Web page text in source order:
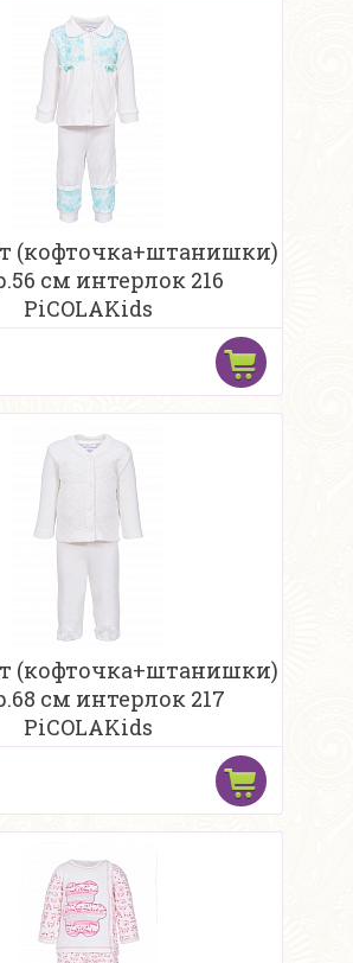
(кофточка+штанишки)
см интерлок 216
PiCOLAKids
(кофточка+штанишки)
см интерлок 217
PiCOLAKids